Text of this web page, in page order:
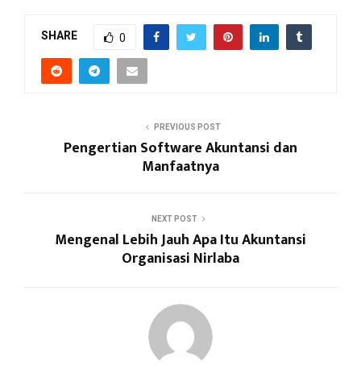
SHARE 0
PREVIOUS POST
Pengertian Software Akuntansi dan
Manfaatnya
NEXT POST
Mengenal Lebih Jauh Apa Itu Akuntansi
Organisasi Nirlaba